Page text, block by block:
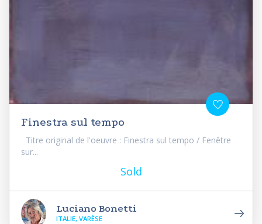
Finestra sul tempo
Titre original de l'oeuvre : Finestra sul tempo / Fenêtre
sur...
Sold
Luciano Bonetti
ITALIE, VARÈSE